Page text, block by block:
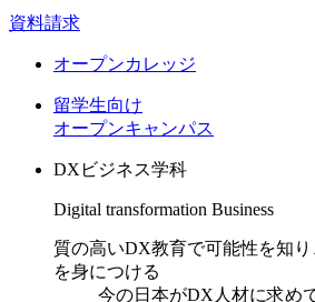
資料請求
オープンカレッジ
留学生向け
オープンキャンパス
DXビジネス学科
Digital transformation Business
質の高いDX教育で可能性を知
を身につける
今の日本がDX人材に求め